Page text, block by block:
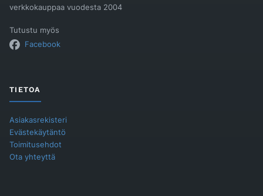
verkkokauppaa vuodesta 2004
Tutustu myös
Facebook
TIETOA
Asiakasrekisteri
Evästekäytäntö
Toimitusehdot
Ota yhteyttä